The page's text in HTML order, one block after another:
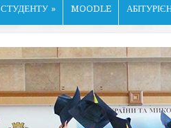
СТУДЕНТУ » MOODLE